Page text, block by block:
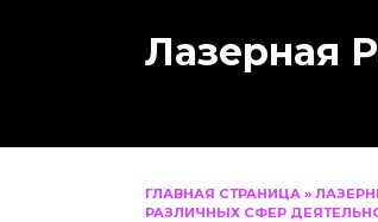
Лазерная
ГЛАВНАЯ СТРАНИЦА »
РАЗЛИЧНЫХ СФЕР